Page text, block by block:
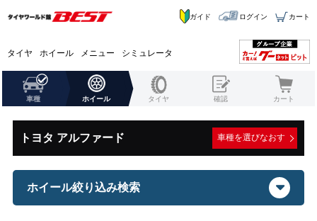
タイヤ ホイール メニュー シミュレータ
ガイド ログイン カート
車種 ホイール タイヤ 確認 カート
トヨタ アルファード 車種を選びなおす
ホイール絞り込み検索